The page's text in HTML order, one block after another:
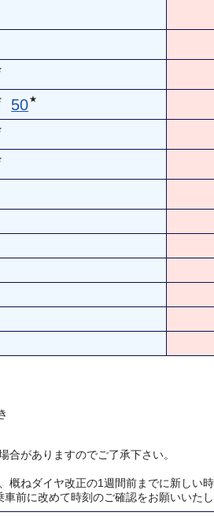
50★
がありますのでご了承下さい。
概ねダイヤ改正の1週間前までに新しい
前に改めて時刻のご確認をお願いいたし